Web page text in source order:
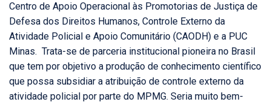
Centro de Apoio Operacional às Promotorias de Justiça de
Defesa dos Direitos Humanos, Controle Externo da
Atividade Policial e Apoio Comunitário (CAODH) e a PUC
Minas. Trata-se de parceria institucional pioneira no Brasil
que tem por objetivo a produção de conhecimento científico
que possa subsidiar a atribuição de controle externo da
atividade policial por parte do MPMG. Seria muito bem-